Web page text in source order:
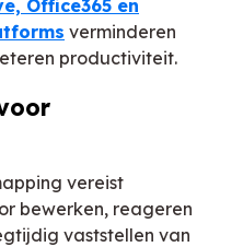
Office365 en
verminderen
productiviteit.
vereist
bewerken, reageren
vaststellen van